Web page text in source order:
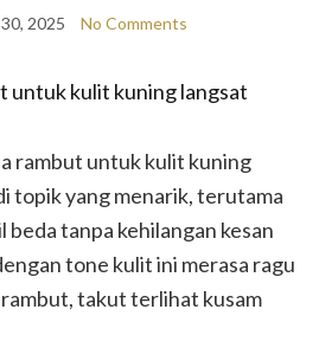
2025 No Comments
rambut untuk kulit kuning
topik yang menarik, terutama
beda tanpa kehilangan kesan
tone kulit ini merasa ragu
takut terlihat kusam